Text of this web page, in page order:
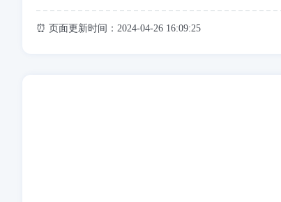
⏰ 页面更新时间：2024-04-26 16:09:25